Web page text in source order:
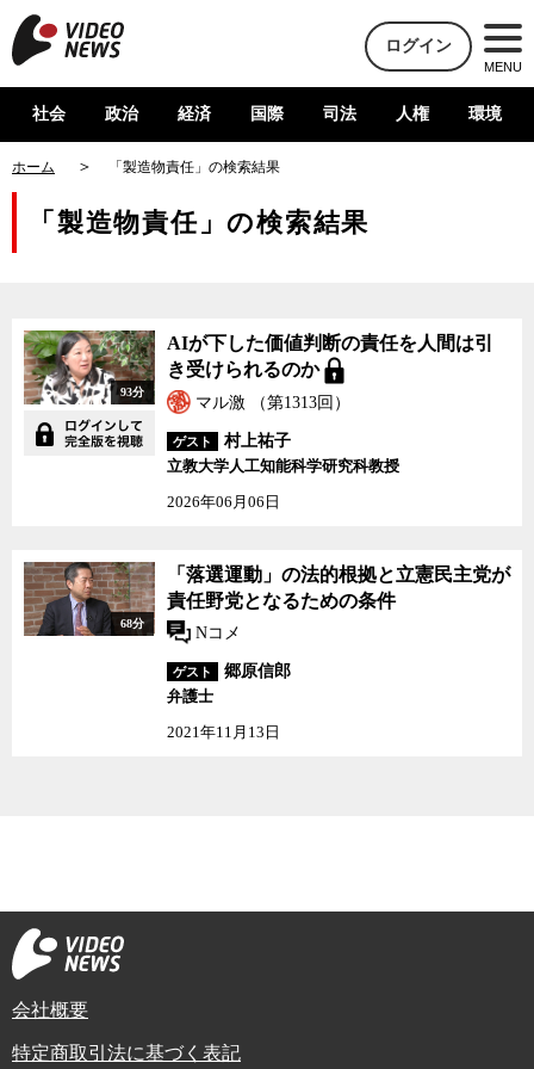
ログイン
MENU
社会 政治 経済 国際 司法 人権 環境
ホーム 「製造物責任」の検索結果
「製造物責任」の検索結果
93分
AIが下した価値判断の責任を人間は引
き受けられるのか
マル激 （第1313回）
ゲスト
村上祐子
立教大学人工知能科学研究科教授
2026年06月06日
68分
「落選運動」の法的根拠と立憲民主党が
責任野党となるための条件
Nコメ
ゲスト
郷原信郎
弁護士
2021年11月13日
会社概要
特定商取引法に基づく表記